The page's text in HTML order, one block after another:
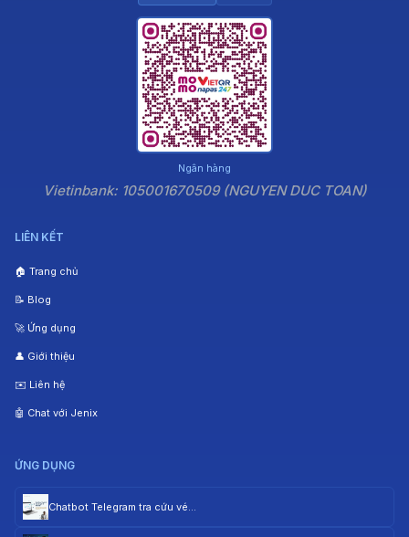
Ngân hàng
Vietinbank: 105001670509 (NGUYEN DUC TOAN)
LIÊN KẾT
🏠 Trang chủ
📝 Blog
🚀 Ứng dụng
👤 Giới thiệu
✉️ Liên hệ
🤖 Chat với Jenix
ỨNG DỤNG
Chatbot Telegram tra cứu vé…